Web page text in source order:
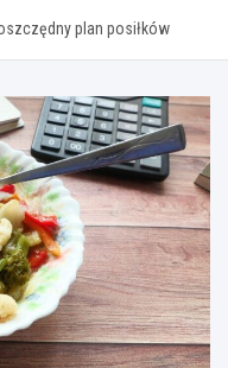
plan posiłków